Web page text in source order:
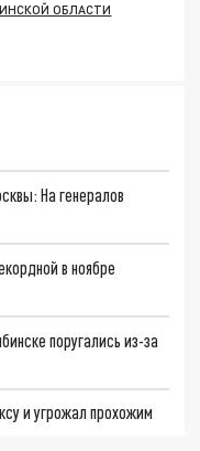
ОБЛАСТИ
На генералов
в ноябре
поругались из-за
и угрожал прохожим